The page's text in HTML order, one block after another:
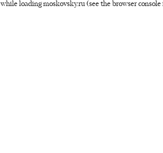
while loadingmoskovsky.ru (see the browser